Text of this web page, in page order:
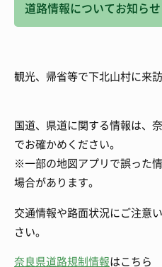
道路情報についてお知らせ
観光、帰省等で下北山村に来
国道、県道に関する情報は、
でお確かめください。
※一部の地図アプリで誤った
場合があります。
交通情報や路面状況にご注意
さい。
奈良県道路規制情報はこちら